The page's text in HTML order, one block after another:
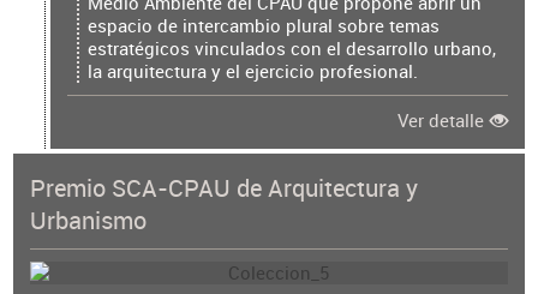
espacio de intercambio plural sobre temas
estratégicos vinculados con el desarrollo urbano,
la arquitectura y el ejercicio profesional.
Ver detalle
Premio SCA-CPAU de Arquitectura y
Urbanismo